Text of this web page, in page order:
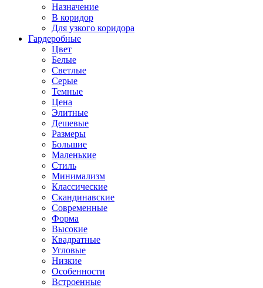
Назначение
В коридор
Для узкого коридора
Гардеробные
Цвет
Белые
Светлые
Серые
Темные
Цена
Элитные
Дешевые
Размеры
Большие
Маленькие
Стиль
Минимализм
Классические
Скандинавские
Современные
Форма
Высокие
Квадратные
Угловые
Низкие
Особенности
Встроенные